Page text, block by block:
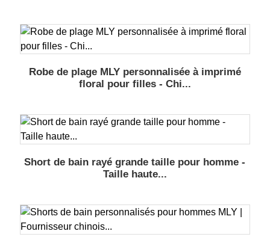
Robe de plage MLY personnalisée à imprimé
floral pour filles - Chi...
Short de bain rayé grande taille pour homme -
Taille haute...